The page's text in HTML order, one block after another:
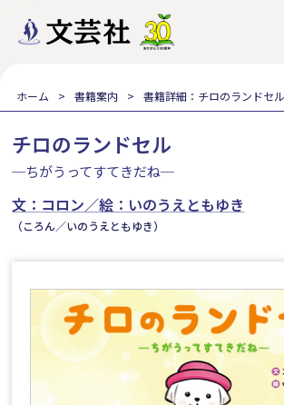
ホーム 書籍案内 書籍詳細：チロのランドセル
チロのランドセル
─ちがうってすてきだね─
文：コロン／絵：いのうえともゆき
（ころん／いのうえともゆき）